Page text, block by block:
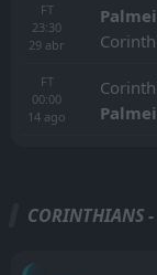
FT
23:30
29 abr
FT
00:00
14 ago
CORINTHIANS -